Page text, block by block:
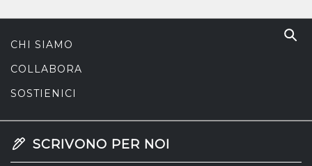
CHI SIAMO
COLLABORA
SOSTIENICI
SCRIVONO PER NOI